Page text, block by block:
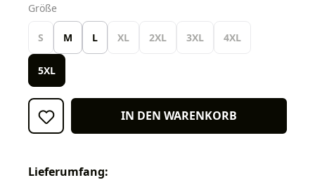
Größe
S M L XL 2XL 3XL 4XL
5XL
IN DEN WARENKORB
Lieferumfang: